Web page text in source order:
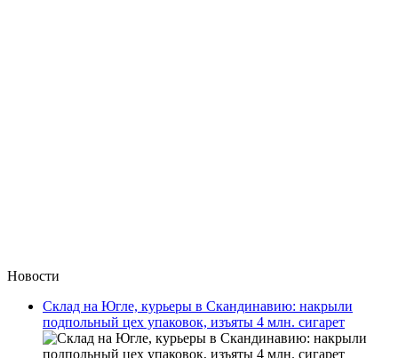
Новости
Склад на Югле, курьеры в Скандинавию: накрыли
подпольный цех упаковок, изъяты 4 млн. сигарет